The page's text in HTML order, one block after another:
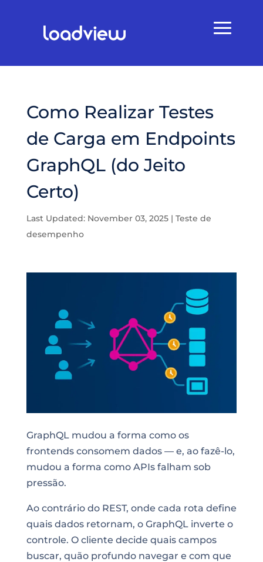
Como Realizar Testes
de Carga em Endpoints
GraphQL (do Jeito
Certo)
Last Updated: November 03, 2025| Teste de
desempenho
GraphQL mudou a forma como os
frontends consomem dados — e, ao fazê-lo,
mudou a forma como APIs falham sob
pressão.
Ao contrário do REST, onde cada rota define
quais dados retornam, o GraphQL inverte o
controle. O cliente decide quais campos
buscar, quão profundo navegar e com que